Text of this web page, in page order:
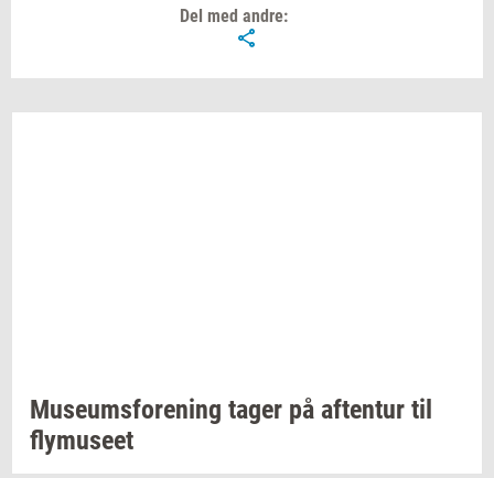
Del med andre:
Mu­se­ums­for­e­ning tager på af­ten­tur til
fly­mu­se­et